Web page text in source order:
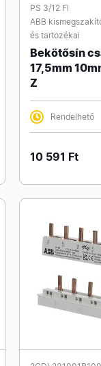
PS 3/12 FI
ABB
és tartozékai
Bekötősín
17,5mm
Z
Rendelhető
10 591 Ft